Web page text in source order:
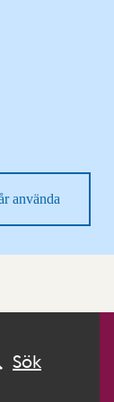
använda
Sök